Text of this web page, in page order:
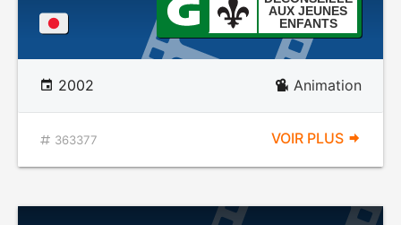
AUX JEUNES
ENFANTS
2002 Animation
363377 VOIR PLUS